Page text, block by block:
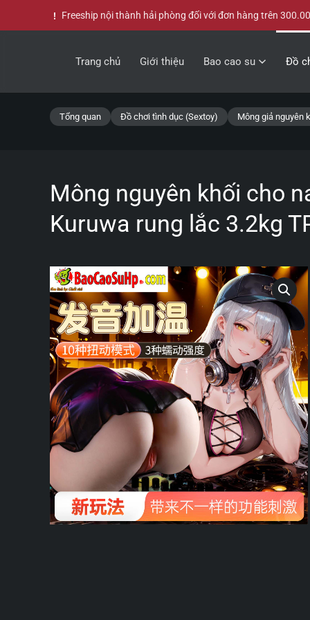
Freeship nội thành hải phòng đối với đơn hàng trên
Trang chủ Giới thiệu Bao cao su Đồ
Tổng quan Đồ chơi tình dục (Sextoy) Mông giả nguyên
Mông nguyên khối cho
Kuruwa rung lắc 3.2kg